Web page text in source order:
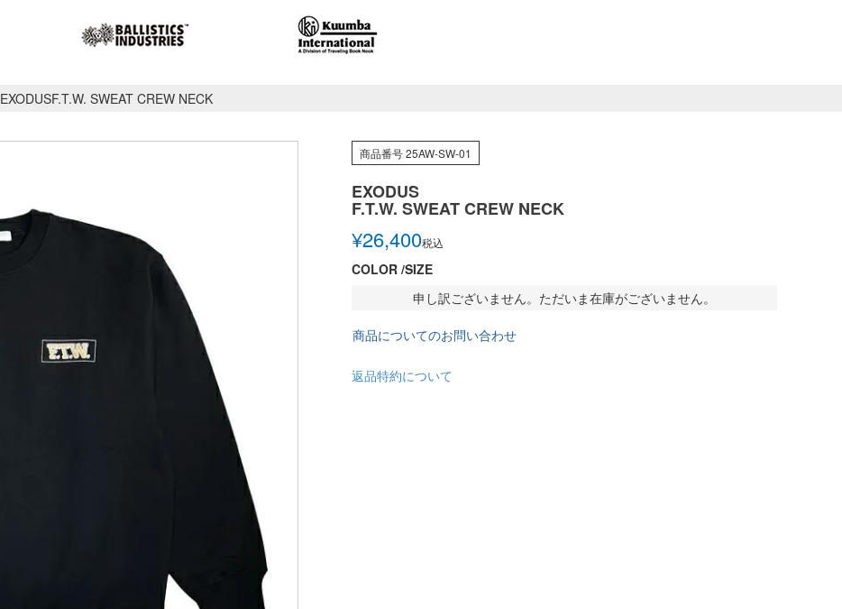
EXODUSF.T.W. SWEAT CREW NECK
商品番号25AW-SW-01
EXODUS
F.T.W. SWEAT CREW NECK
¥26,400税込
COLOR SIZE
申し訳ございません。ただいま在庫がございません。
商品についてのお問い合わせ
返品特約について